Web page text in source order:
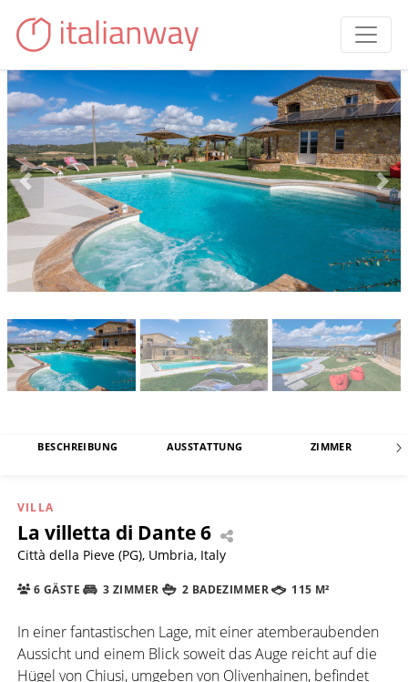
BESCHREIBUNG AUSSTATTUNG ZIMMER
VILLA
La villetta di Dante 6
Città della Pieve (PG), Umbria, Italy
6 GÄSTE 3 ZIMMER 2 BADEZIMMER 115 M²
In einer fantastischen Lage, mit einer atemberaubenden
Aussicht und einem Blick soweit das Auge reicht auf die
Hügel von Chiusi, umgeben von Olivenhainen, befindet